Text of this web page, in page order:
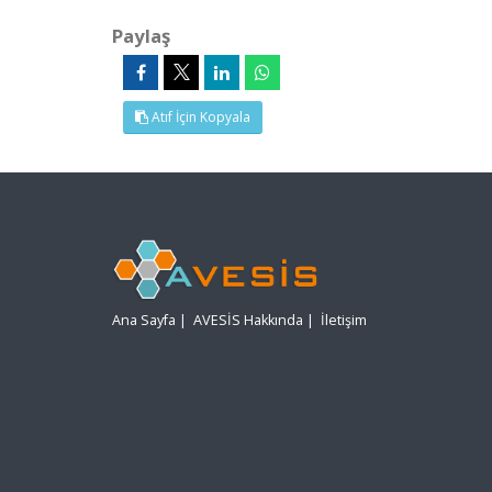
Paylaş
Atıf İçin Kopyala
Ana Sayfa | AVESİS Hakkında | İletişim